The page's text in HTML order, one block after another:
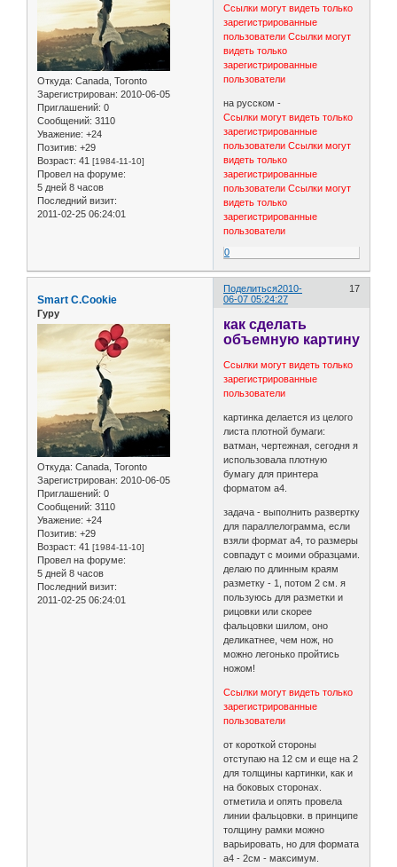
Откуда: Canada, Toronto
Зарегистрирован: 2010-06-05
Приглашений: 0
Сообщений: 3110
Уважение: +24
Позитив: +29
Возраст: 41 [1984-11-10]
Провел на форуме:
5 дней 8 часов
Последний визит:
2011-02-25 06:24:01
Ссылки могут видеть только
зарегистрированные
пользователи Ссылки могут
видеть только
зарегистрированные
пользователи
на русском -
Ссылки могут видеть только
зарегистрированные
пользователи Ссылки могут
видеть только
зарегистрированные
пользователи Ссылки могут
видеть только
зарегистрированные
пользователи
0
Поделиться 17
2010-
06-07 05:24:27
Smart C.Cookie
Гуру
Откуда: Canada, Toronto
Зарегистрирован: 2010-06-05
Приглашений: 0
Сообщений: 3110
Уважение: +24
Позитив: +29
Возраст: 41 [1984-11-10]
Провел на форуме:
5 дней 8 часов
Последний визит:
2011-02-25 06:24:01
как сделать
объемную картину
Ссылки могут видеть только
зарегистрированные
пользователи
картинка делается из целого
листа плотной бумаги:
ватман, чертежная, сегодня я
использовала плотную
бумагу для принтера
форматом а4.
задача - выполнить развертку
для параллелограмма, если
взяли формат а4, то размеры
совпадут с моими образцами.
делаю по длинным краям
разметку - 1, потом 2 см. я
пользуюсь для разметки и
рицовки или скорее
фальцовки шилом, оно
деликатнее, чем нож, но
можно легонько пройтись
ножом!
Ссылки могут видеть только
зарегистрированные
пользователи
от короткой стороны
отступаю на 12 см и еще на 2
для толщины картинки, как и
на боковых сторонах.
отметила и опять провела
линии фальцовки. в принципе
толщину рамки можно
варьировать, но для формата
а4 - 2см - максимум.